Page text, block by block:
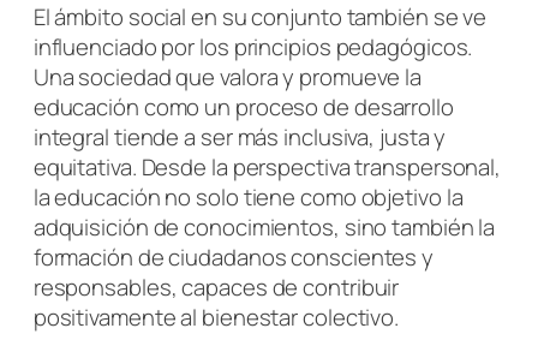
El ámbito social en su conjunto también se ve
influenciado por los principios pedagógicos.
Una sociedad que valora y promueve la
educación como un proceso de desarrollo
integral tiende a ser más inclusiva, justa y
equitativa. Desde la perspectiva transpersonal,
la educación no solo tiene como objetivo la
adquisición de conocimientos, sino también la
formación de ciudadanos conscientes y
responsables, capaces de contribuir
positivamente al bienestar colectivo.